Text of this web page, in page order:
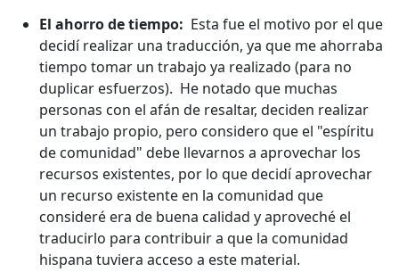
El ahorro de tiempo: Esta fue el motivo por el que
decidí realizar una traducción, ya que me ahorraba
tiempo tomar un trabajo ya realizado (para no
duplicar esfuerzos). He notado que muchas
personas con el afán de resaltar, deciden realizar
un trabajo propio, pero considero que el "espíritu
de comunidad" debe llevarnos a aprovechar los
recursos existentes, por lo que decidí aprovechar
un recurso existente en la comunidad que
consideré era de buena calidad y aproveché el
traducirlo para contribuir a que la comunidad
hispana tuviera acceso a este material.